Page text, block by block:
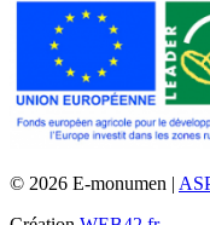
© 2026 E-monumen |